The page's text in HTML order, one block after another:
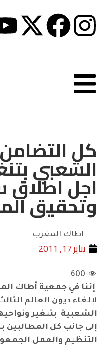
كل
الشعبي
اجل اطلاق
وتحقيق
اطاك المغرب
يناير 17, 2011
600
إننا في جمعية أطاك
لإلغاء ديون العالم
الشعبية بتنغير
إلى جانب كل المطالبين
التنظيم والعمل